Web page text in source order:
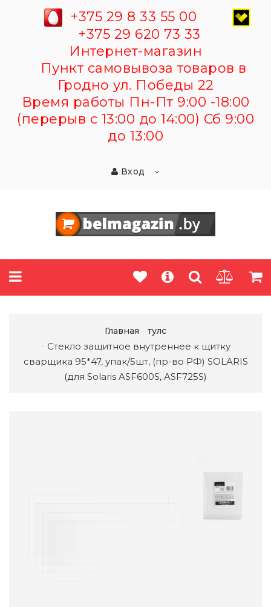
+375 29 8 33 55 00
+375 29 620 73 33
Интернет-магазин
Пункт самовывоза товаров в
Гродно ул. Победы 22
Время работы Пн-Пт 9:00 -18:00
(перерыв с 13:00 до 14:00) Сб 9:00
до 13:00
Вход
Главная тулс
Стекло защитное внутреннее к щитку
сварщика 95*47, упак/5шт, (пр-во РФ) SOLARIS
(для Solaris ASF600S, ASF725S)